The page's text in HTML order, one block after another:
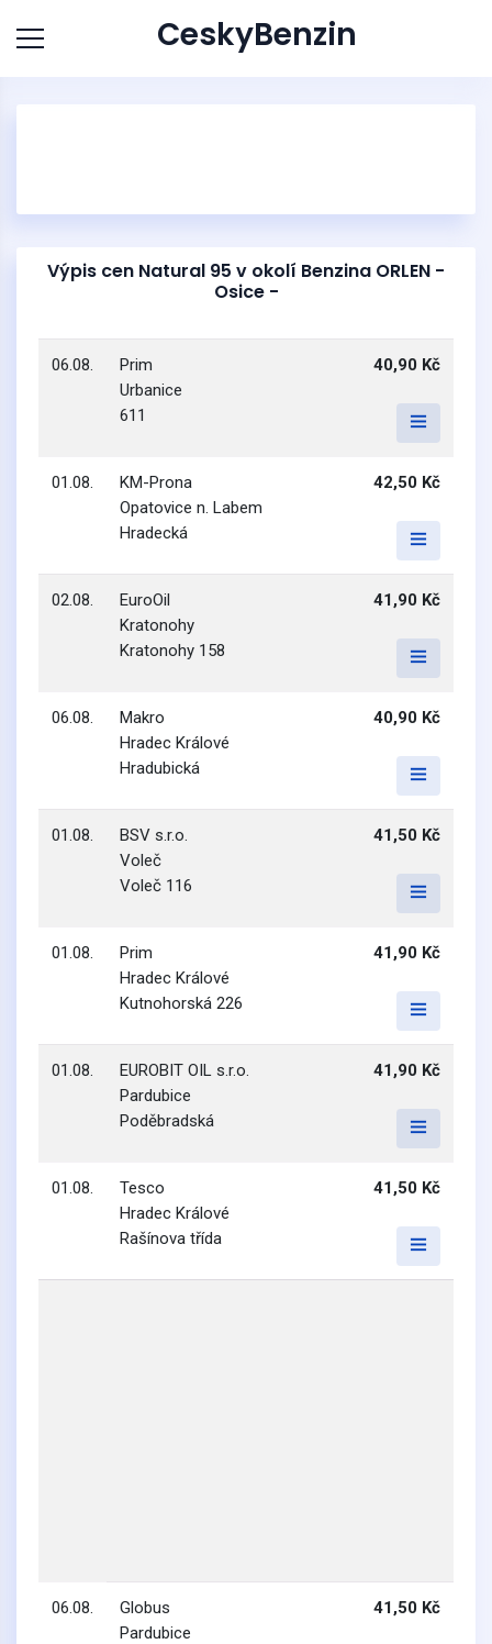
CeskyBenzin
Výpis cen Natural 95 v okolí Benzina ORLEN -
Osice -
06.08.
Prim
Urbanice
611
40,90 Kč
01.08.
KM-Prona
Opatovice n. Labem
Hradecká
42,50 Kč
02.08.
EuroOil
Kratonohy
Kratonohy 158
41,90 Kč
06.08.
Makro
Hradec Králové
Hradubická
40,90 Kč
01.08.
BSV s.r.o.
Voleč
Voleč 116
41,50 Kč
01.08.
Prim
Hradec Králové
Kutnohorská 226
41,90 Kč
01.08.
EUROBIT OIL s.r.o.
Pardubice
Poděbradská
41,90 Kč
01.08.
Tesco
Hradec Králové
Rašínova třída
41,50 Kč
06.08.
Globus
Pardubice
41,50 Kč